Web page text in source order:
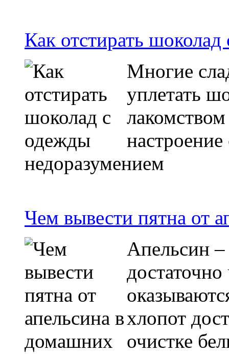
Как отстирать
Многие
уплетать
недоразумением
Чем вывести пятна от
Апельсин
достаточно
хлопот
очистке